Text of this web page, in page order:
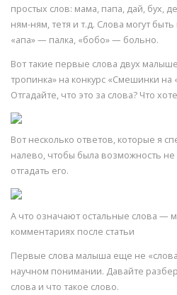
простых слов: мама, папа, дай, бух,
ням-ням, тетя и т.д. Слова могут
«апа» — палка, «бобо» — больно.
Вот такие первые слова двух
тропинка» на конкурс «Смешинки на
Отгадайте, что это за слова? Что
Вот несколько ответов, которые я
налево, чтобы была возможность не
отгадать его.
А что означают остальные слова —
комментариях после статьи
Первые слова малыша еще не
научном понимании. Давайте
слова и что такое слово.